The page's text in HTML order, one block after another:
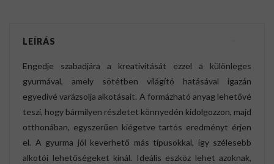
LEÍRÁS
Engedje szabadjára a kreativitását ezzel a különleges
gyurmával, amely sötétben világító hatásával igazán
egyedivé varázsolja alkotásait. A formázható anyag lehetővé
teszi, hogy bármilyen részletet könnyedén kidolgozzon, majd
otthonában, egyszerűen kiégetve tartós eredményt érjen
el. A gyurma jól keverhető más típusokkal, így szélesebb
alkotói lehetőségeket kínál. Ideális eszköz lehet azoknak,